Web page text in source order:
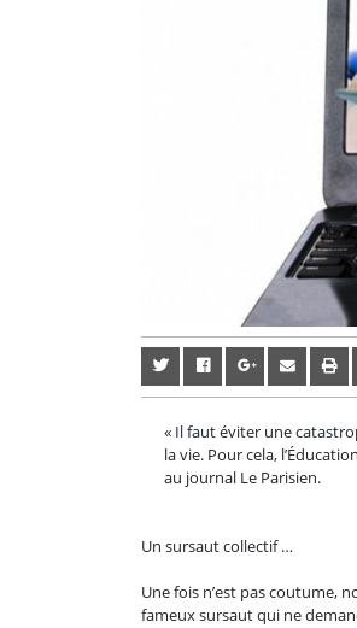
« Il faut éviter une
la vie. Pour cela,
au journal Le Parisien.
Un sursaut collectif …
Une fois n’est pas coutume,
fameux sursaut qui ne